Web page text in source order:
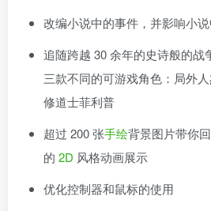
改编小说中的事件，并影响小
追随跨越 30 余年的史诗般的战
三款不同的可游戏角色：局外
修道士菲利普
超过 200 张手绘背景图片带你
的 2D 风格动画展示
优化控制器和鼠标的使用